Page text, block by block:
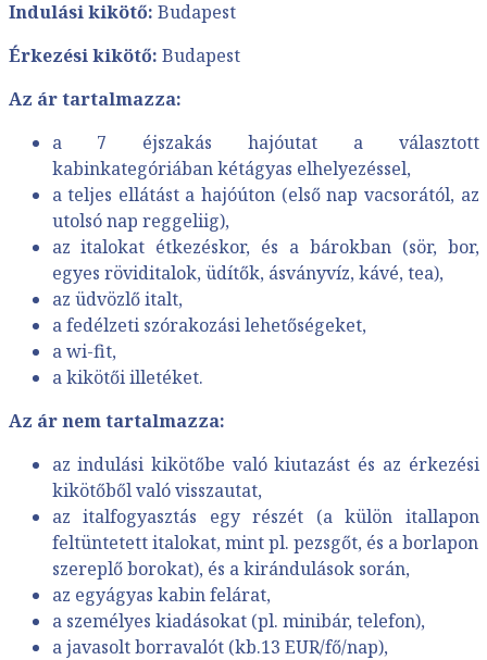
Indulási kikötő: Budapest
Érkezési kikötő: Budapest
Az ár tartalmazza:
a 7 éjszakás hajóutat a választott
kabinkategóriában kétágyas elhelyezéssel,
a teljes ellátást a hajóúton (első nap vacsorától, az
utolsó nap reggeliig),
az italokat étkezéskor, és a bárokban (sör, bor,
egyes röviditalok, üdítők, ásványvíz, kávé, tea),
az üdvözlő italt,
a fedélzeti szórakozási lehetőségeket,
a wi-fit,
a kikötői illetéket.
Az ár nem tartalmazza:
az indulási kikötőbe való kiutazást és az érkezési
kikötőből való visszautat,
az italfogyasztás egy részét (a külön itallapon
feltüntetett italokat, mint pl. pezsgőt, és a borlapon
szereplő borokat), és a kirándulások során,
az egyágyas kabin felárat,
a személyes kiadásokat (pl. minibár, telefon),
a javasolt borravalót (kb.13 EUR/fő/nap),